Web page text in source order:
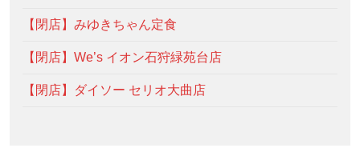
【閉店】みゆきちゃん定食
【閉店】We’s イオン石狩緑苑台店
【閉店】ダイソー セリオ大曲店